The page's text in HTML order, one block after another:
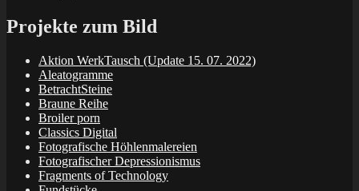
Projekte zum Bild
Aktion WerkTausch (Update 15. 07. 2022)
Aleatogramme
BetrachtSteine
Braune Reihe
Broiler porn
Classics Digital
Fotografische Höhlenmalereien
Fotografischer Depressionismus
Fragments of Technology